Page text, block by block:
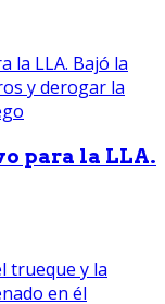
para la LLA.